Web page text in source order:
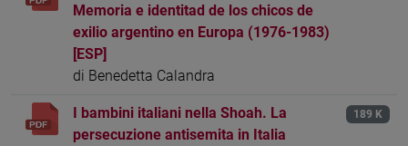
Memoria e identitad de los chicos de
exilio argentino en Europa (1976-1983)
[ESP]
di Benedetta Calandra
I bambini italiani nella Shoah. La
persecuzione antisemita in Italia
189 K